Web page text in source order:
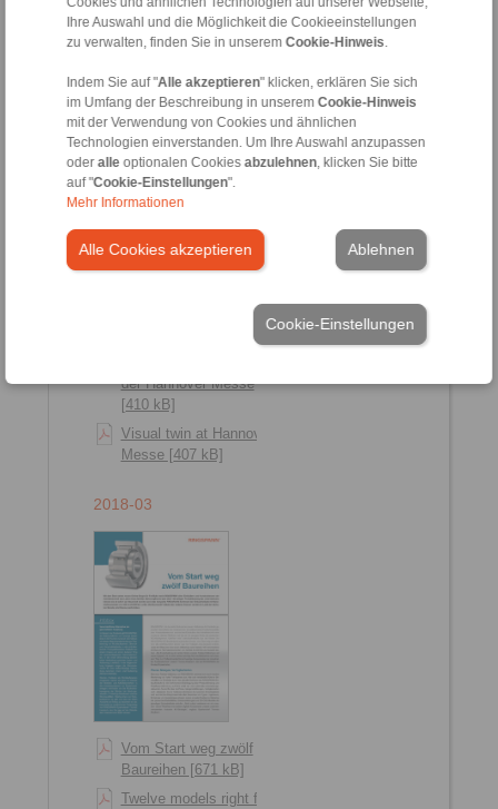
Ihre Auswahl und die Möglichkeit die Cookieeinstellungen
zu verwalten, finden Sie in unserem Cookie-Hinweis
Indem Sie auf "Alle akzeptieren" klicken, erklären Sie sich
im Umfang der Beschreibung in unserem Cookie-Hinweis
mit der Verwendung von Cookies und ähnlichen
Technologien einverstanden. Um Ihre Auswahl anzupassen
oder alleoptionalen Cookies abzulehnen, klicken Sie bitte
auf "Cookie-Einstellungen".
Mehr Informationen
Alle Cookies akzeptieren Ablehnen
Cookie-Einstellungen
Preventive glimpses into
the inner workings [2010
2019-02
der Hannover Messe
[410 kB]
Visual twin at Hannover
Messe [407 kB]
2018-03
Vom Start weg zwölf
Baureihen [671 kB]
Twelve models right from